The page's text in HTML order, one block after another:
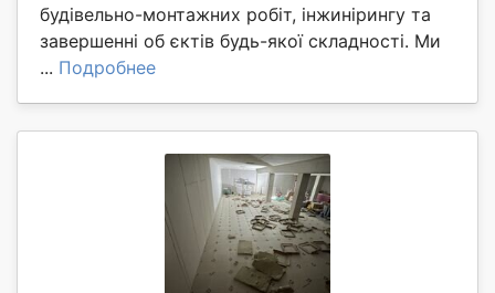
будівельно-монтажних робіт, інжинірингу та
завершенні об єктів будь-якої складності. Ми
... Подробнее